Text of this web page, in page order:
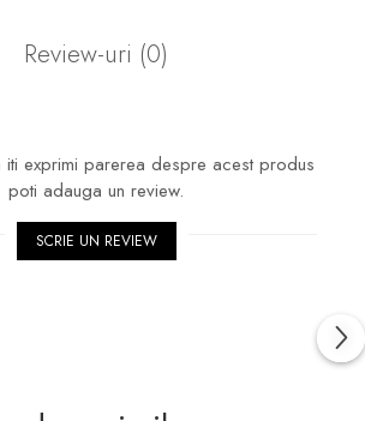
Review-uri (0)
exprimi parerea despre acest produs
poti adauga un review.
SCRIE UN REVIEW